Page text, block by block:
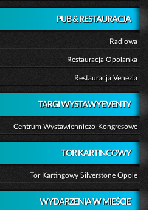
PUB & RESTAURACJA
Radiowa
Restauracja Opolanka
Restauracja Venezia
TARGI WYSTAWY EVENTY
Centrum Wystawienniczo-Kongresowe
TOR KARTINGOWY
Tor Kartingowy Silverstone Opole
WYDARZENIA W MIEŚCIE